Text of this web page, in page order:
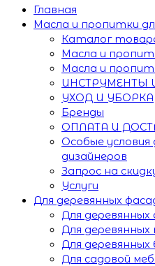
Главная
Масла и пропитки
Каталог
Масла и
Масла и
ИНСТРУМЕНТЫ
УХОД И УБОРКА
Бренды
ОПЛАТА И
Особые
дизайнеров
Запрос на
Услуги
Для деревянных
Для деревянных
Для
Для деревянных
Для садовой